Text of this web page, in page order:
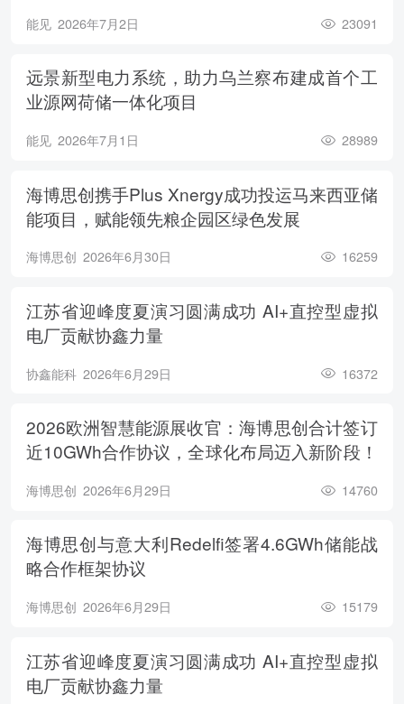
能见 2026年7月2日 23091
远景新型电力系统，助力乌兰察布建成首个工
业源网荷储一体化项目
能见 2026年7月1日 28989
海博思创携手Plus Xnergy成功投运马来西亚储
能项目，赋能领先粮企园区绿色发展
海博思创 2026年6月30日 16259
江苏省迎峰度夏演习圆满成功 AI+直控型虚拟
电厂贡献协鑫力量
协鑫能科 2026年6月29日 16372
2026欧洲智慧能源展收官：海博思创合计签订
近10GWh合作协议，全球化布局迈入新阶段！
海博思创 2026年6月29日 14760
海博思创与意大利Redelfi签署4.6GWh储能战
略合作框架协议
海博思创 2026年6月29日 15179
江苏省迎峰度夏演习圆满成功 AI+直控型虚拟
电厂贡献协鑫力量